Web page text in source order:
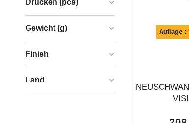
Auflage :
Drucken (pcs)
Gewicht (g)
Finish
Land